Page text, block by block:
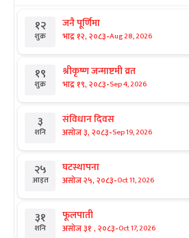
१२
शुक्र
जनै पूर्णिमा
भाद्र १२, २०८३-Aug 28, 2026
१९
शुक्र
श्रीकृष्ण जन्माष्टमी व्रत
भाद्र १९, २०८३-Sep 4, 2026
३
शनि
संविधान दिवस
असोज ३, २०८३-Sep 19, 2026
२५
आइत
घटस्थापना
असोज २५, २०८३-Oct 11, 2026
३१
शनि
फूलपाती
असोज ३१ , २०८३-Oct 17, 2026